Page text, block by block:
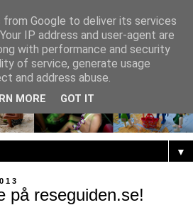
▼
på reseguiden.se!
Google to deliver its services
IP address and user-agent are
with performance and security
of service, generate usage
and address abuse.
MORE GOT IT